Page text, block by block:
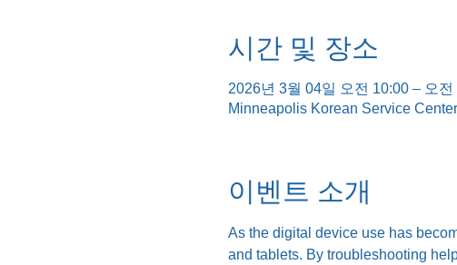
시간 및 장소
2026년 3월 04일 오전 10:00 – 오전
Minneapolis Korean Service
이벤트 소개
As the digital device use has
and tablets. By troubleshooting